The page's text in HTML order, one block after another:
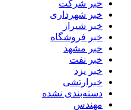
خبر شرکت
خبر شهرداری
خبر شیراز
خبر فروشگاه
خبر مشهد
خبر نفت
خبر یزد
خبرارتشی
دسته‌بندی نشده
مهندس